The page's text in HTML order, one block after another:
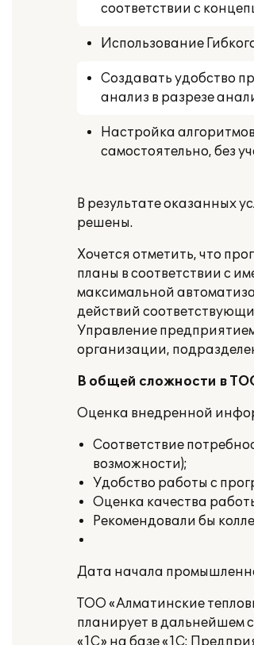
соответствии с
Использование
Создавать удобство
анализ в разрезе
Настройка
самостоятельно, без
В результате оказанных
решены.
Хочется отметить, что
планы в соответствии с
максимальной
действий
Управление
организации,
В общей сложности в
Оценка внедренной
Соответствие
возможности);
Удобство работы с
Оценка качества
Рекомендовали бы
Дата начала
ТОО «Алматинские
планирует в дальнейшем
«1С» на базе «1С: